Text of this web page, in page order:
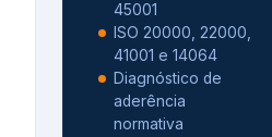
45001
ISO 20000, 22000,
41001 e 14064
Diagnóstico de
aderência
normativa